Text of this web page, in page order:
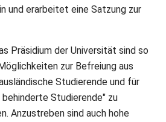
und erarbeitet eine Satzung zur
Präsidium der Universität sind so
zur Befreiung aus
Studierende und für
behinderte Studierende" zu
Anzustreben sind auch hohe